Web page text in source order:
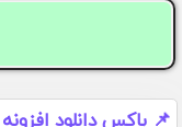
📌 باکس دانلود